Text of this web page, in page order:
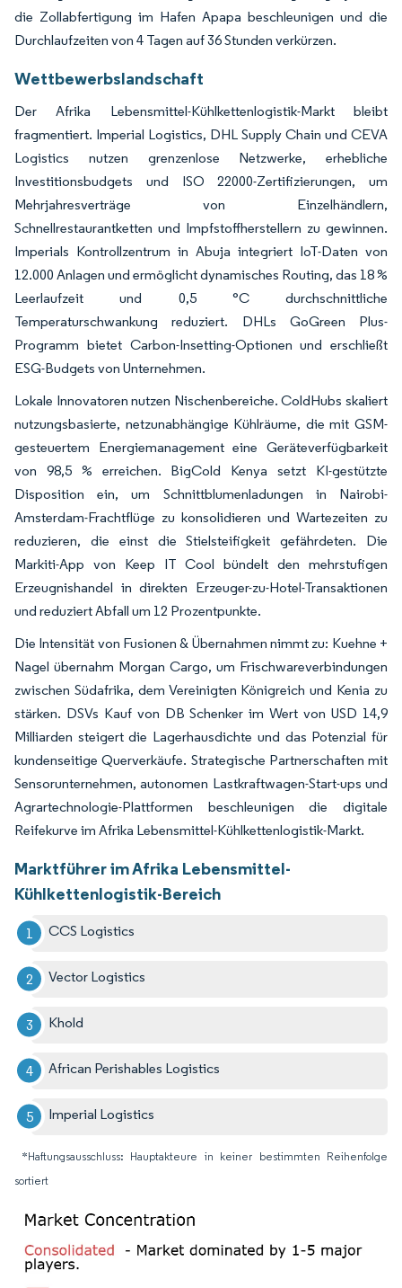
die Zollabfertigung im Hafen Apapa beschleunigen und die
Durchlaufzeiten von 4 Tagen auf 36 Stunden verkürzen.
Wettbewerbslandschaft
Der Afrika Lebensmittel-Kühlkettenlogistik-Markt bleibt
fragmentiert. Imperial Logistics, DHL Supply Chain und CEVA
Logistics nutzen grenzenlose Netzwerke, erhebliche
Investitionsbudgets und ISO 22000-Zertifizierungen, um
Mehrjahresverträge von Einzelhändlern,
Schnellrestaurantketten und Impfstoffherstellern zu gewinnen.
Imperials Kontrollzentrum in Abuja integriert IoT-Daten von
12.000 Anlagen und ermöglicht dynamisches Routing, das 18 %
Leerlaufzeit und 0,5 °C durchschnittliche
Temperaturschwankung reduziert. DHLs GoGreen Plus-
Programm bietet Carbon-Insetting-Optionen und erschließt
ESG-Budgets von Unternehmen.
Lokale Innovatoren nutzen Nischenbereiche. ColdHubs skaliert
nutzungsbasierte, netzunabhängige Kühlräume, die mit GSM-
gesteuertem Energiemanagement eine Geräteverfügbarkeit
von 98,5 % erreichen. BigCold Kenya setzt KI-gestützte
Disposition ein, um Schnittblumenladungen in Nairobi-
Amsterdam-Frachtflüge zu konsolidieren und Wartezeiten zu
reduzieren, die einst die Stielsteifigkeit gefährdeten. Die
Markiti-App von Keep IT Cool bündelt den mehrstufigen
Erzeugnishandel in direkten Erzeuger-zu-Hotel-Transaktionen
und reduziert Abfall um 12 Prozentpunkte.
Die Intensität von Fusionen & Übernahmen nimmt zu: Kuehne +
Nagel übernahm Morgan Cargo, um Frischwareverbindungen
zwischen Südafrika, dem Vereinigten Königreich und Kenia zu
stärken. DSVs Kauf von DB Schenker im Wert von USD 14,9
Milliarden steigert die Lagerhausdichte und das Potenzial für
kundenseitige Querverkäufe. Strategische Partnerschaften mit
Sensorunternehmen, autonomen Lastkraftwagen-Start-ups und
Agrartechnologie-Plattformen beschleunigen die digitale
Reifekurve im Afrika Lebensmittel-Kühlkettenlogistik-Markt.
Marktführer im Afrika Lebensmittel-
Kühlkettenlogistik-Bereich
CCS Logistics
Vector Logistics
Khold
African Perishables Logistics
Imperial Logistics
*Haftungsausschluss: Hauptakteure in keiner bestimmten Reihenfolge
sortiert